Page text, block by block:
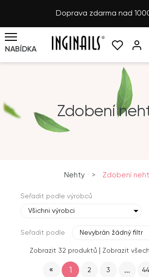
Doprava zdarma nad
NABÍDKA
Zdobení
Nehty > Zdobení
Seřadit podle výrobců
Všichni výrobci
Seřadit podle Nevybrán žádný filtr
Zobrazit 32 produktů Zobrazit
« 1 2 3 ...